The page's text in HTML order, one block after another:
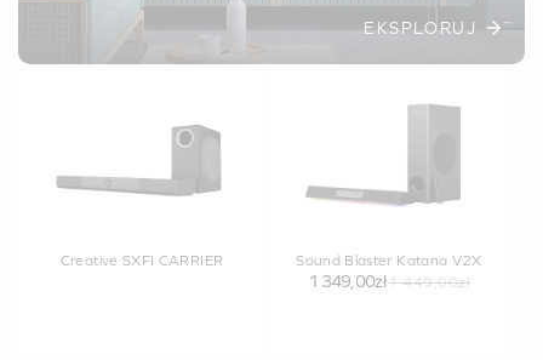
EKSPLORUJ
Creative SXFI CARRIER Sound Blaster Katana V2X
1 349,00zł1 449,00zł